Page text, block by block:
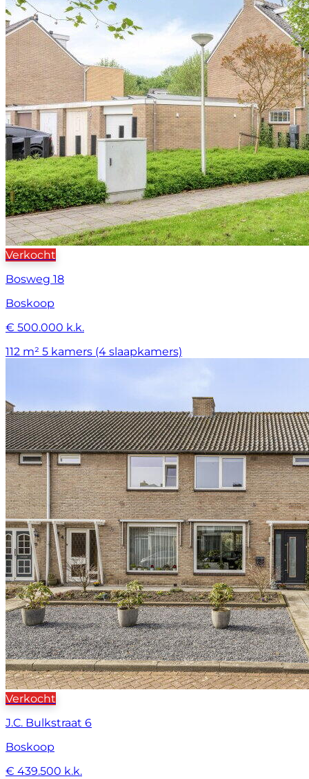
Verkocht
Bosweg 18
Boskoop
€ 500.000 k.k.
112 m² 5 kamers (4 slaapkamers)
Verkocht
J.C. Bulkstraat 6
Boskoop
€ 439.500 k.k.